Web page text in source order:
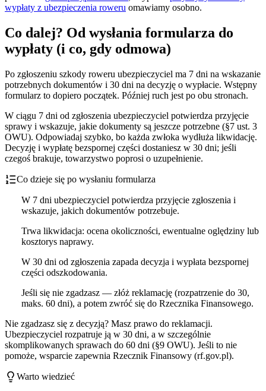
wypłaty z ubezpieczenia roweru omawiamy osobno.
Co dalej? Od wysłania formularza do
wypłaty (i co, gdy odmowa)
Po zgłoszeniu szkody roweru ubezpieczyciel ma 7 dni na wskazanie
potrzebnych dokumentów i 30 dni na decyzję o wypłacie. Wstępny
formularz to dopiero początek. Później ruch jest po obu stronach.
W ciągu 7 dni od zgłoszenia ubezpieczyciel potwierdza przyjęcie
sprawy i wskazuje, jakie dokumenty są jeszcze potrzebne (§7 ust. 3
OWU). Odpowiadaj szybko, bo każda zwłoka wydłuża likwidację.
Decyzję i wypłatę bezspornej części dostaniesz w 30 dni; jeśli
czegoś brakuje, towarzystwo poprosi o uzupełnienie.
Co dzieje się po wysłaniu formularza
W 7 dni ubezpieczyciel potwierdza przyjęcie zgłoszenia i
wskazuje, jakich dokumentów potrzebuje.
Trwa likwidacja: ocena okoliczności, ewentualne oględziny lub
kosztorys naprawy.
W 30 dni od zgłoszenia zapada decyzja i wypłata bezspornej
części odszkodowania.
Jeśli się nie zgadzasz — złóż reklamację (rozpatrzenie do 30,
maks. 60 dni), a potem zwróć się do Rzecznika Finansowego.
Nie zgadzasz się z decyzją? Masz prawo do reklamacji.
Ubezpieczyciel rozpatruje ją w 30 dni, a w szczególnie
skomplikowanych sprawach do 60 dni (§9 OWU). Jeśli to nie
pomoże, wsparcie zapewnia Rzecznik Finansowy (rf.gov.pl).
Warto wiedzieć